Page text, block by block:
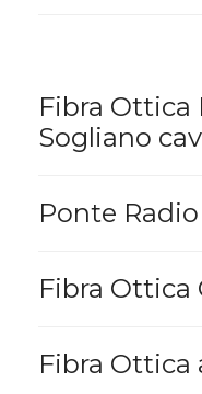
Fibra Ottica
Sogliano
Ponte
Fibra Ottica
Fibra Ottica